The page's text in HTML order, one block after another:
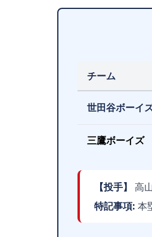
チーム
世田谷ボーイ
三鷹ボーイズ
【投手】 高
特記事項: 本